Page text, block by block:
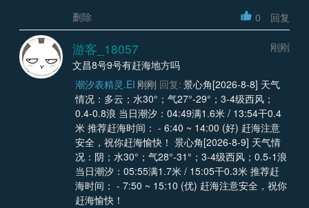
删除
0 回复
游客_18057
刚刚
文昌8号9号有赶海地方吗
潮汐表精灵.EI 刚刚 回复: 景心角[2026-8-8] 天气
情况：多云；水30°；气27°-29°；3-4级西风；
0.4-0.8浪 当日潮汐：04:49满1.6米 / 13:54干0.4
米 推荐赶海时间： - 6:40 ~ 14:00 (好) 赶海注意
安全，祝你赶海愉快！ 景心角[2026-8-9] 天气情
况：阴；水30°；气28°-31°；3-4级西风；0.5-1浪
当日潮汐：05:55满1.7米 / 15:05干0.3米 推荐赶
海时间： - 7:50 ~ 15:10 (优) 赶海注意安全，祝你
赶海愉快！